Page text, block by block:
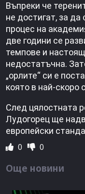
Въпреки че
не достигат, за
процес на
две години се
темпове и
недостатъчна.
„орлите“ си е
която в най-скоро
След цялостната
Лудогорец ще
европейски
0 0
Още новини